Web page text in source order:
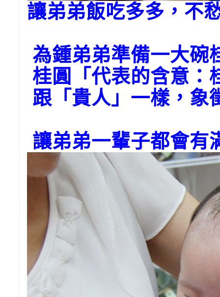
讓弟弟飯吃多多，不
為鍾弟弟準備一大碗
桂圓「代表的含意：
跟「貴人」一樣，象
讓弟弟一輩子都會有